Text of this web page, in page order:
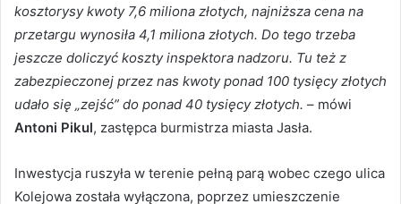
kosztorysy kwoty 7,6 miliona złotych, najniższa cena na
przetargu wynosiła 4,1 miliona złotych. Do tego trzeba
jeszcze doliczyć koszty inspektora nadzoru. Tu też z
zabezpieczonej przez nas kwoty ponad 100 tysięcy złotych
udało się „zejść” do ponad 40 tysięcy złotych. – mówi
Antoni Pikul, zastępca burmistrza miasta Jasła.
Inwestycja ruszyła w terenie pełną parą wobec czego ulica
Kolejowa została wyłączona, poprzez umieszczenie